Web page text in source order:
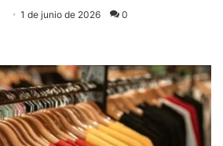
1 de junio de 2026 0